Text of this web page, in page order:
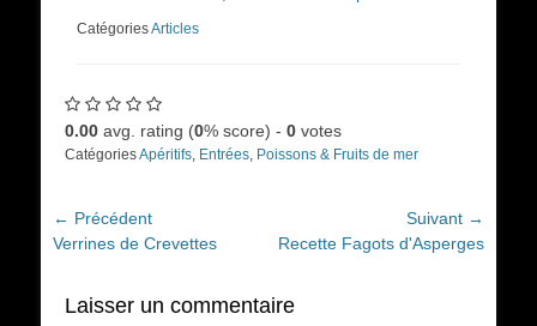
CatégoriesArticles
0.00 avg. rating (0% score) - 0 votes
CatégoriesApéritifs, Entrées, Poissons & Fruits de mer
Navigation
de
← Précédent
Article
Verrines de Crevettes
Suivant →
Article
Recette Fagots d'Asperges
Laisser un commentaire